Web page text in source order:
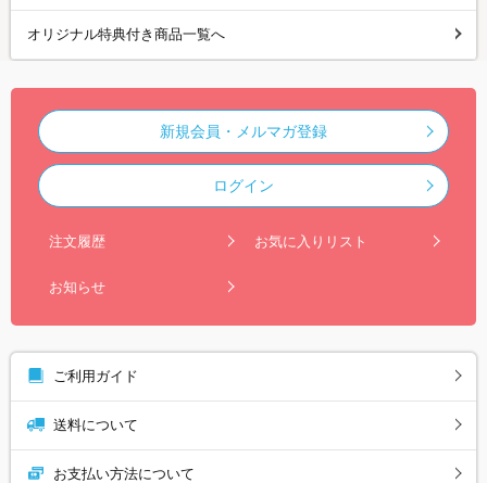
オリジナル特典付き商品一覧へ
新規会員・メルマガ登録
ログイン
注文履歴 お気に入りリスト
お知らせ
ご利用ガイド
送料について
お支払い方法について